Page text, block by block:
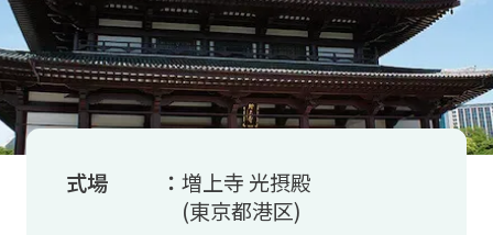
式場 ： 増上寺 光摂殿
(東京都港区)